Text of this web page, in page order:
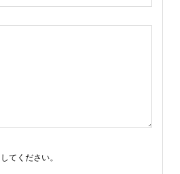
てください。